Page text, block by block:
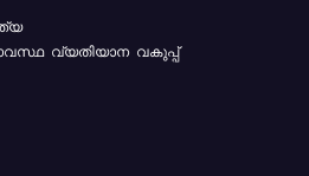
വ്യതിയാന വകുപ്പ്